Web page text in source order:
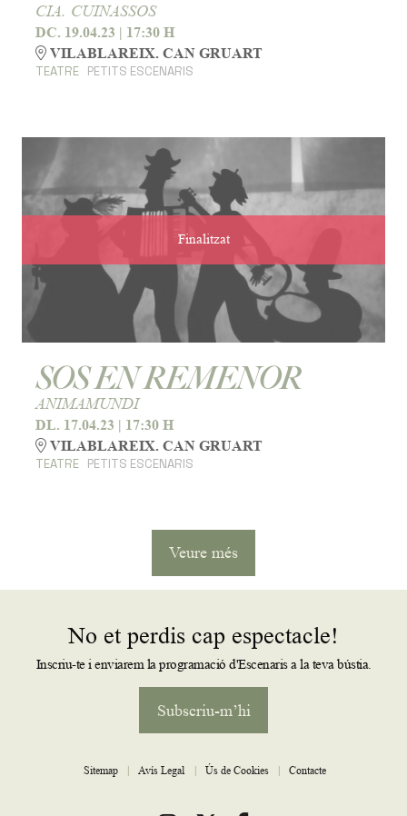
CIA. CUINASSOS
DC. 19.04.23 | 17:30 H
VILABLAREIX. CAN GRUART
TEATRE PETITS ESCENARIS
Finalitzat
SOS EN REMENOR
ANIMAMUNDI
DL. 17.04.23 | 17:30 H
VILABLAREIX. CAN GRUART
TEATRE PETITS ESCENARIS
Veure més
No et perdis cap espectacle!
Inscriu-te i enviarem la programació d'Escenaris a la teva bústia.
Subscriu-m’hi
Sitemap | Avís Legal | Ús de Cookies | Contacte